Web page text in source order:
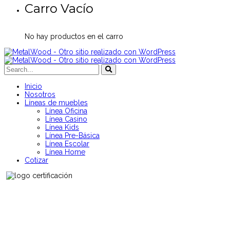
Carro Vacío
No hay productos en el carro
Inicio
Nosotros
Líneas de muebles
Línea Oficina
Línea Casino
Línea Kids
Línea Pre-Básica
Línea Escolar
Línea Home
Cotizar